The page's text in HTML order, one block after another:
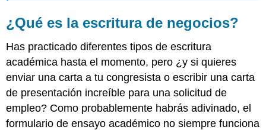
¿Qué es la escritura de negocios?
Has practicado diferentes tipos de escritura
académica hasta el momento, pero ¿y si quieres
enviar una carta a tu congresista o escribir una carta
de presentación increíble para una solicitud de
empleo? Como probablemente habrás adivinado, el
formulario de ensayo académico no siempre funciona